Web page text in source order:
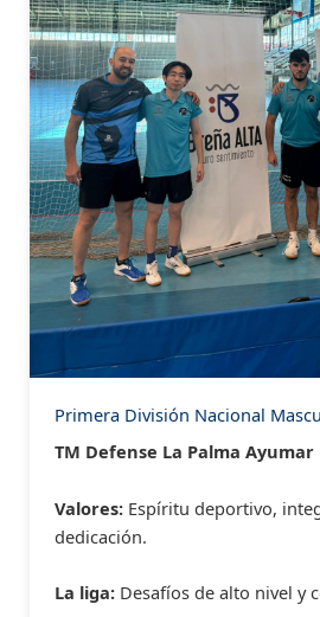
Primera División Nacional
TM Defense La Palma Ayumar
Valores: Espíritu deportivo,
dedicación.
La liga: Desafíos de alto nivel y